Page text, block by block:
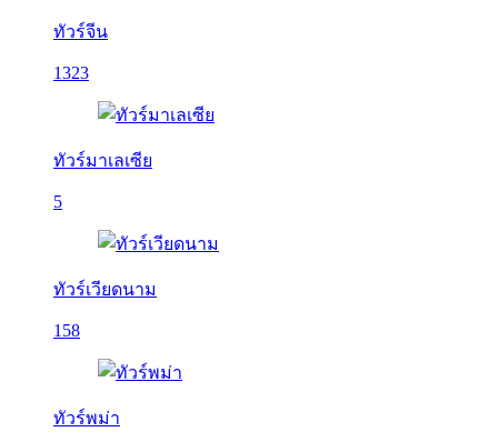
ทัวร์จีน
1323
ทัวร์มาเลเซีย
5
ทัวร์เวียดนาม
158
ทัวร์พม่า